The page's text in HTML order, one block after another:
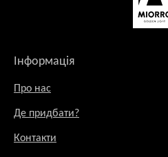
Інформація
Про нас
Де придбати?
Контакти